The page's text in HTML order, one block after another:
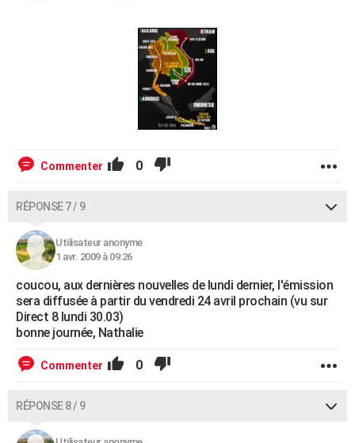
Commenter 0
RÉPONSE 7 / 9
Utilisateur anonyme
1 avr. 2009 à 09:26
coucou, aux dernières nouvelles de lundi dernier, l'émission
sera diffusée à partir du vendredi 24 avril prochain (vu sur
Direct 8 lundi 30.03)
bonne journée, Nathalie
Commenter 0
RÉPONSE 8 / 9